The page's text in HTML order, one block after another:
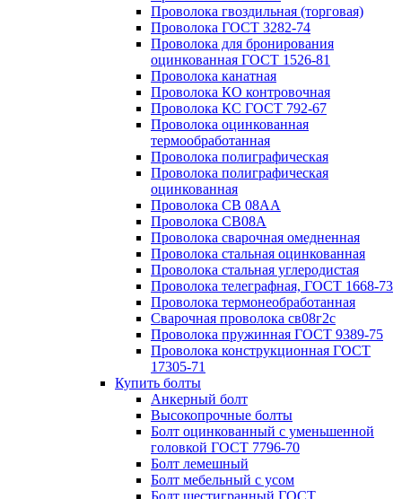
Проволока гвоздильная (торговая)
Проволока ГОСТ 3282-74
Проволока для бронирования
оцинкованная ГОСТ 1526-81
Проволока канатная
Проволока КО контровочная
Проволока КС ГОСТ 792-67
Проволока оцинкованная
термообработанная
Проволока полиграфическая
Проволока полиграфическая
оцинкованная
Проволока СВ 08АА
Проволока СВ08А
Проволока сварочная омедненная
Проволока стальная оцинкованная
Проволока стальная углеродистая
Проволока телеграфная, ГОСТ 1668-73
Проволока термонеобработанная
Сварочная проволока св08г2с
Проволока пружинная ГОСТ 9389-75
Проволока конструкционная ГОСТ
17305-71
Купить болты
Анкерный болт
Высокопрочные болты
Болт оцинкованный с уменьшенной
головкой ГОСТ 7796-70
Болт лемешный
Болт мебельный с усом
Болт шестигранный ГОСТ